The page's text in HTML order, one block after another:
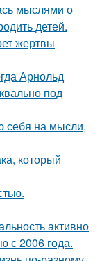
мыслями о
детей.
жертвы
Арнольд
под
себя на мысли,
который
активно
с 2006 года.